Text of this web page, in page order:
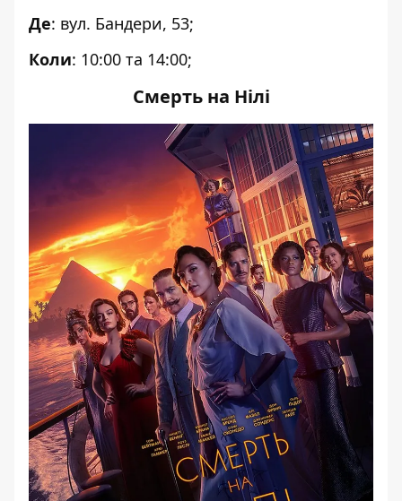
Де: вул. Бандери, 53;
Коли: 10:00 та 14:00;
Смерть на Нілі